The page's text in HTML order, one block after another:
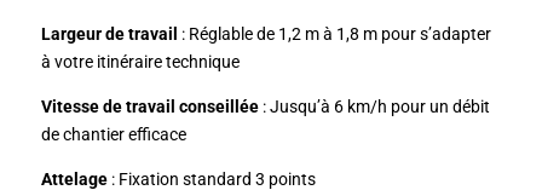
Largeur de travail : Réglable de 1,2 m à 1,8 m pour s’adapter
à votre itinéraire technique
Vitesse de travail conseillée: Jusqu’à 6 km/h pour un débit
de chantier efficace
Attelage: Fixation standard 3 points